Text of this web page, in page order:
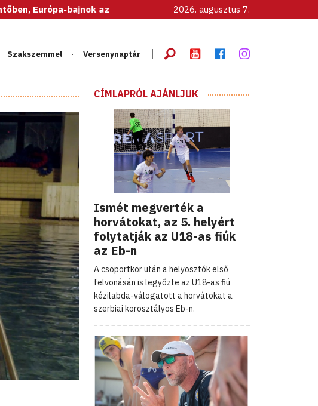
bajnok az U20-as női válogatott! (Részletek hamarosan....)
2026. augusztus 7.
Szakszemmel Versenynaptár
CÍMLAPRÓL AJÁNLJUK
Ismét megverték a
horvátokat, az 5. helyért
folytatják az U18-as fiúk
az Eb-n
A csoportkör után a helyosztók első
felvonásán is legyőzte az U18-as fiú
kézilabda-válogatott a horvátokat a
szerbiai korosztályos Eb-n.